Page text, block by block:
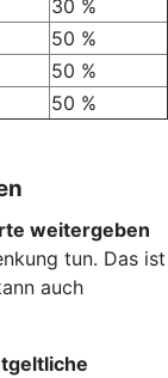
30 %
50 %
50 %
50 %
weitergeben
tun. Das ist
auch